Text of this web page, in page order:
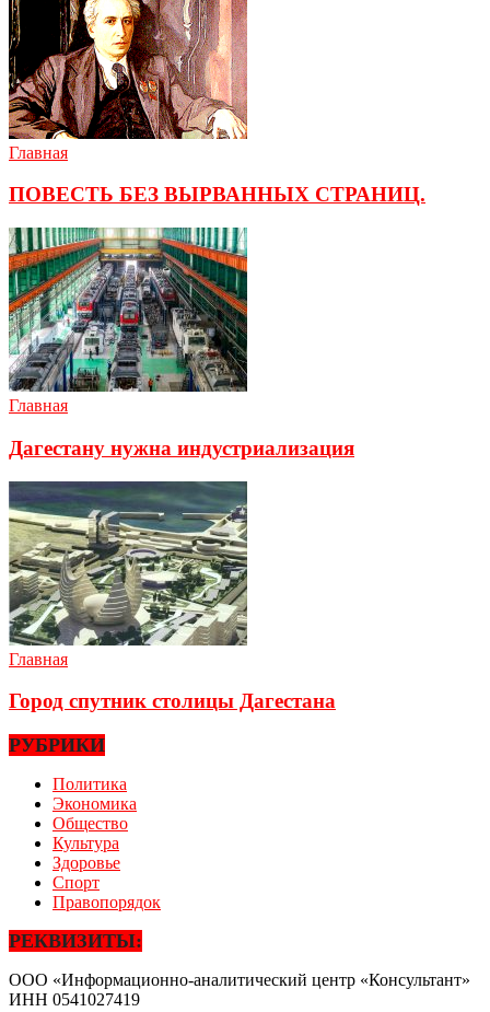
Главная
ПОВЕСТЬ БЕЗ ВЫРВАННЫХ СТРАНИЦ.
Главная
Дагестану нужна индустриализация
Главная
Город спутник столицы Дагестана
РУБРИКИ
Политика
Экономика
Общество
Культура
Здоровье
Спорт
Правопорядок
РЕКВИЗИТЫ:
ООО «Информационно-аналитический центр «Консультант»
ИНН 0541027419